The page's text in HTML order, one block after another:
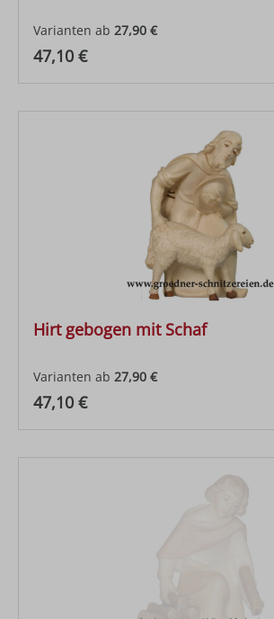
Varianten ab 27,90 €
Regulärer Preis:
47,10 €
Hirt gebogen mit Schaf
Varianten ab 27,90 €
Regulärer Preis:
47,10 €